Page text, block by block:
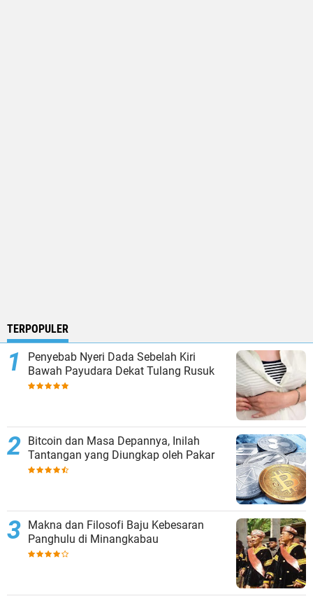
TERPOPULER
Penyebab Nyeri Dada Sebelah Kiri
Bawah Payudara Dekat Tulang Rusuk
Bitcoin dan Masa Depannya, Inilah
Tantangan yang Diungkap oleh Pakar
Makna dan Filosofi Baju Kebesaran
Panghulu di Minangkabau